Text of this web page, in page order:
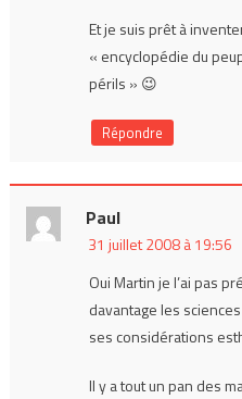
Et je suis prêt à
« encyclopédie du
périls » 😉
Répondre
Paul
31 juillet 2008 à 19:56
Oui Martin je l’ai pas
davantage les
ses considérations
Il y a tout un pan des